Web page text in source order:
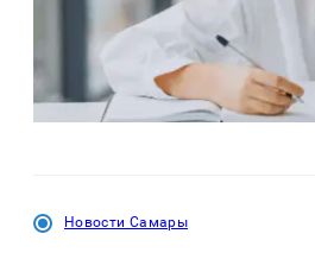
Новости Самары